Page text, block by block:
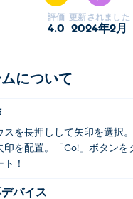
めの経路を作成します。
でダイヤモンドとスカラ
。どのくらい早くミイ
パス・デラックス
たままにして矢印を選択
正しい位置に配置します
ボタンを押して開始しま
評価
4.0
更新されました
2024年2月
について
スを長押しして矢印を選択
印を配置。「Go!」ボタンを
ト！
デバイス